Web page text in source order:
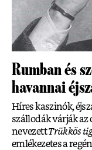
Rumban és
havannai
Híres kaszinók,
szállodák várják az
nevezettTrükkös
emlékezetes a